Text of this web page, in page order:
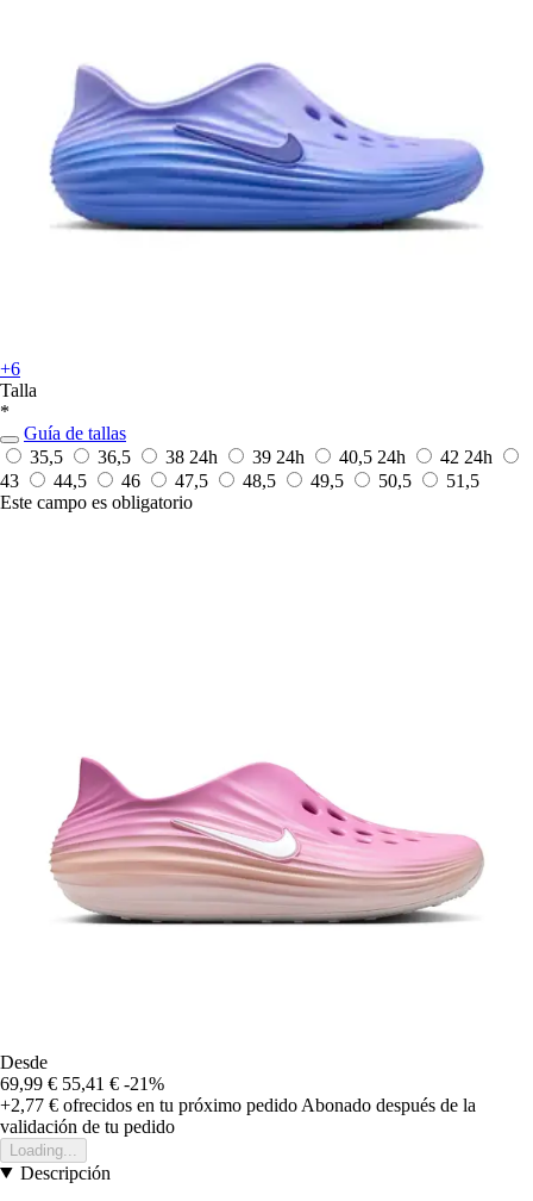
+6
Talla
*
Guía de tallas
35,5
36,5 38 24h 39 24h 40,5 24h 42 24h
43
44,5 46 47,5 48,5 49,5 50,5
51,5
Este campo es obligatorio
Desde
69,99 € 55,41 € -21%
+2,77 € ofrecidos en tu próximo pedido Abonado después de la
validación de tu pedido
Loading...
Descripción